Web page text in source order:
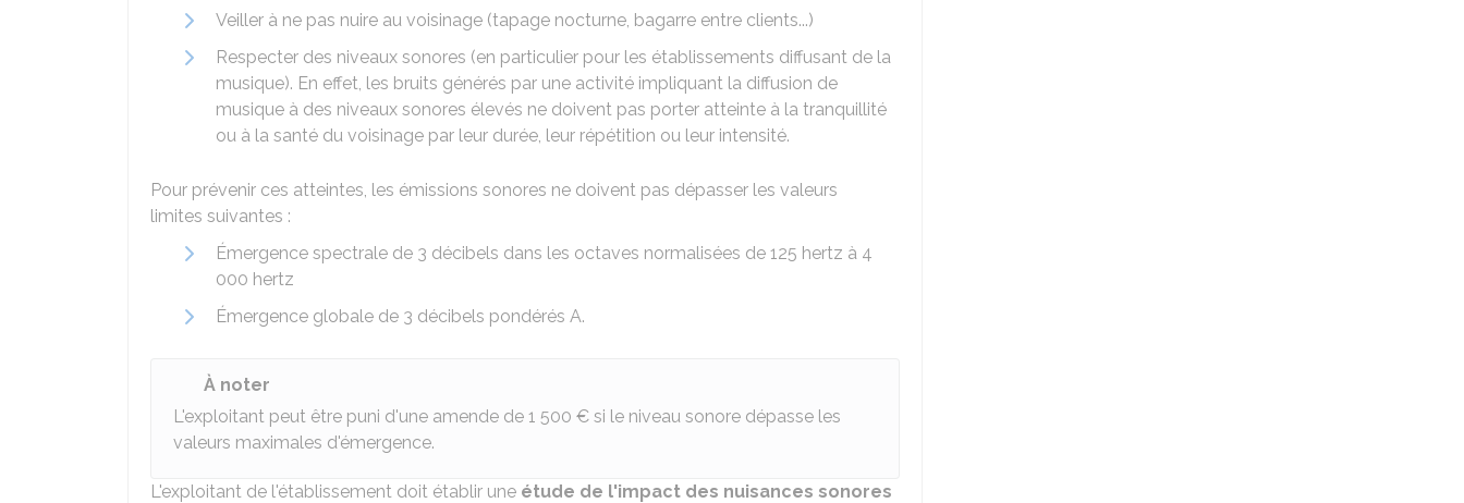
Veiller à ne pas nuire au voisinage (tapage nocturne, bagarre entre clients...)
Respecter des niveaux sonores (en particulier pour les établissements diffusant de la
musique). En effet, les bruits générés par une activité impliquant la diffusion de
musique à des niveaux sonores élevés ne doivent pas porter atteinte à la tranquillité
ou à la santé du voisinage par leur durée, leur répétition ou leur intensité.
Pour prévenir ces atteintes, les émissions sonores ne doivent pas dépasser les valeurs
limites suivantes :
Émergence spectrale de 3 décibels dans les octaves normalisées de 125 hertz à 4
000 hertz
Émergence globale de 3 décibels pondérés A.
À noter
L'exploitant peut être puni d'une amende de 1 500 € si le niveau sonore dépasse les
valeurs maximales d'émergence.
L'exploitant de l'établissement doit établir une étude de l'impact des nuisances sonores